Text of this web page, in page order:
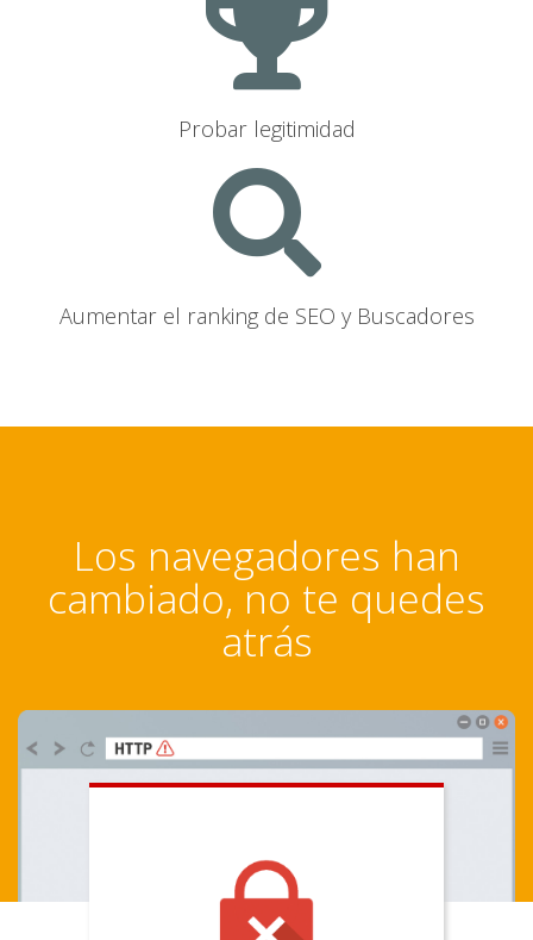
Probar legitimidad
Aumentar el ranking de SEO y Buscadores
Los navegadores han
cambiado, no te quedes
atrás